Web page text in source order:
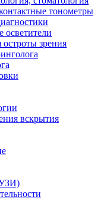
тонометры
зрения
вскрытия